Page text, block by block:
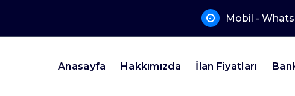
Mobil -
Anasayfa Hakkımızda İlan Fiyatları